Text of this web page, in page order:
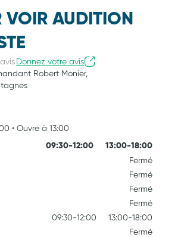
VOIR AUDITION
Donnez votre avis
Robert Monier,
• Ouvre à 13:00
09:30-12:00 13:00-18:00
Fermé
Fermé
Fermé
Fermé
09:30-12:00
13:00-18:00
Fermé